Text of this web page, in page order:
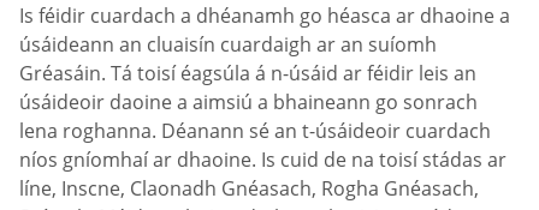
Is féidir cuardach a dhéanamh go héasca ar dhaoine a
úsáideann an cluaisín cuardaigh ar an suíomh
Gréasáin. Tá toisí éagsúla á n-úsáid ar féidir leis an
úsáideoir daoine a aimsiú a bhaineann go sonrach
lena roghanna. Déanann sé an t-úsáideoir cuardach
níos gníomhaí ar dhaoine. Is cuid de na toisí stádas ar
líne, Inscne, Claonadh Gnéasach, Rogha Gnéasach,